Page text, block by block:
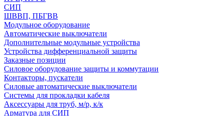
СИП
ШВВП, ПБГВВ
Модульное оборудование
Автоматические выключатели
Дополнительные модульные устройства
Устройства дифференциальной защиты
Заказные позиции
Силовое оборудование защиты и коммутации
Контакторы, пускатели
Силовые автоматические выключатели
Системы для прокладки кабеля
Аксессуары для труб, м/р, к/к
Арматура для СИП